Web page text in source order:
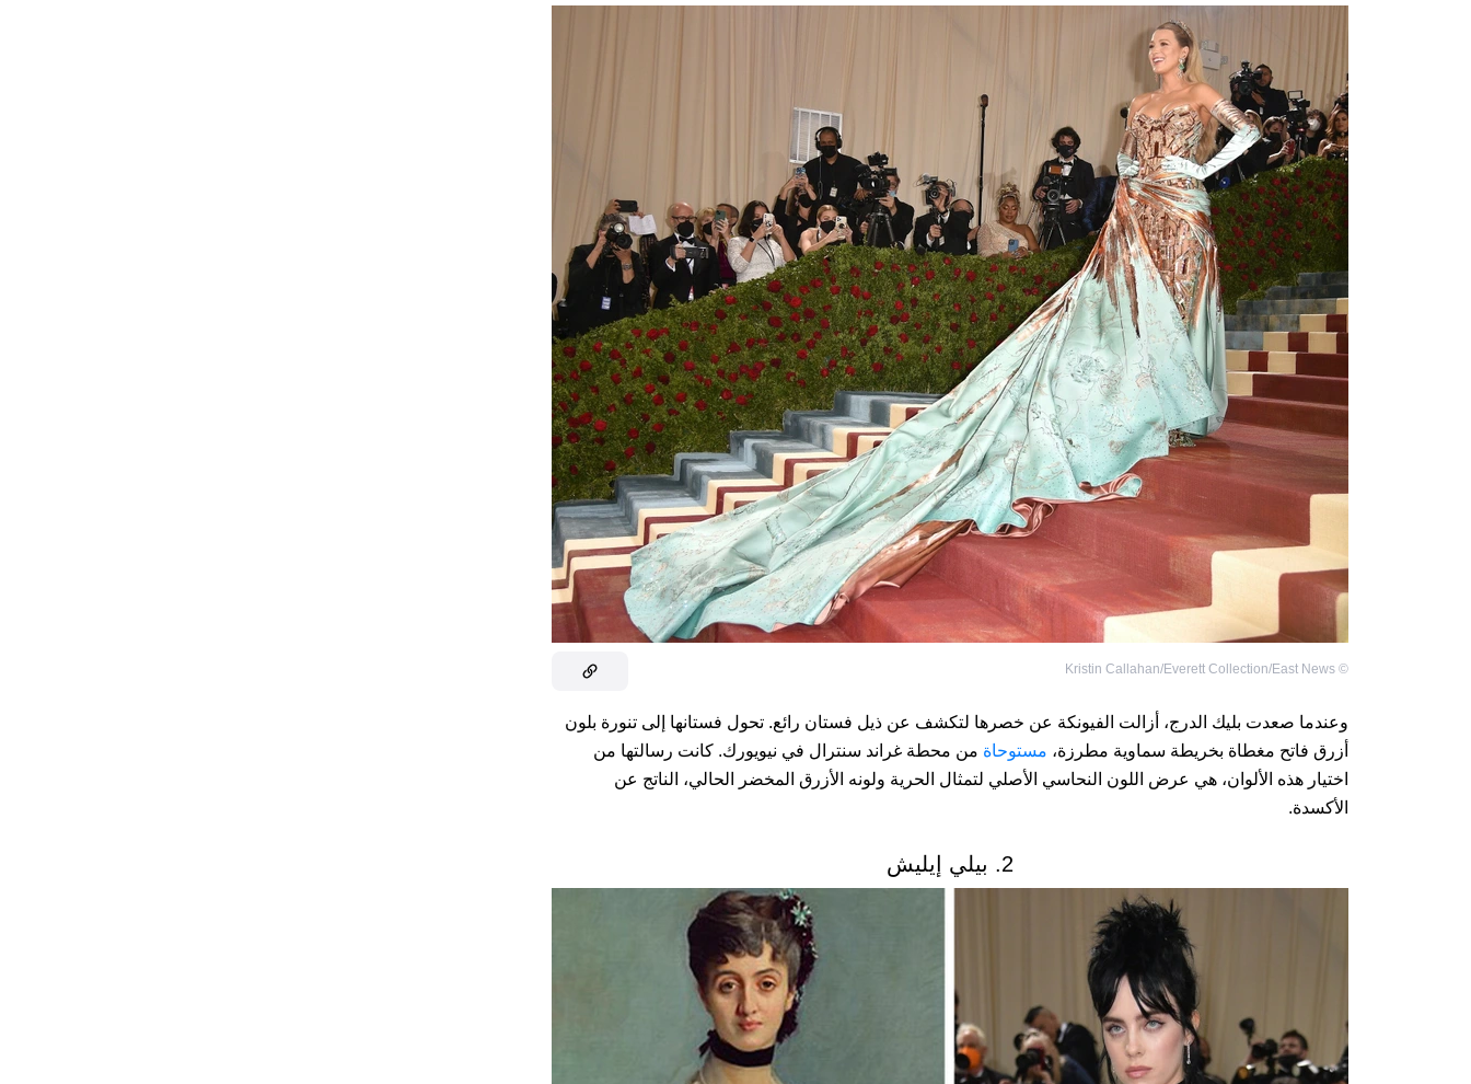
©
Kristin Callahan/Everett Collection/East News
وعندما صعدت بليك الدرج، أزالت الفيونكة عن خصرها لتكشف عن ذيل فستان رائع. تحول فستانها إلى تنورة بلون
أزرق فاتح مغطاة بخريطة سماوية مطرزة، مستوحاة من محطة غراند سنترال في نيويورك. كانت رسالتها من
اختيار هذه الألوان، هي عرض اللون النحاسي الأصلي لتمثال الحرية ولونه الأزرق المخضر الحالي، الناتج عن
الأكسدة.
2. بيلي إيليش